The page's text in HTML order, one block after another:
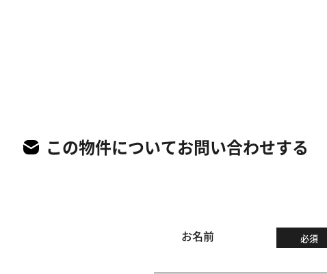
この物件についてお問い合わせする
お名前 必須